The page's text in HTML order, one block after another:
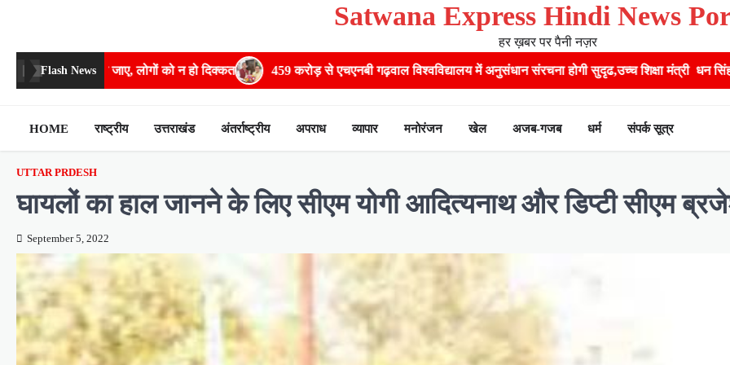
Satwana Express Hindi News
हर ख़बर पर पैनी नज़र
Flash News
को न हो दिक्कत 459 करोड़ से एचएनबी गढ़वाल विश्वविद्यालय में अनुसंधान संरचना होगी सुदृढ,उच्च शिक्षा मंत्री धन सिंह रावत ने नवनियुक्त केन्द्रीय
HOME राष्ट्रीय उत्तराखंड अंतर्राष्ट्रीय अपराध व्यापार मनोरंजन खेल अजब-गजब धर्म संपर्क सूत्र
UTTAR PRDESH
घायलों का हाल जानने के लिए सीएम योगी आदित्‍यनाथ और डिप्‍टी सीएम
September 5, 2022